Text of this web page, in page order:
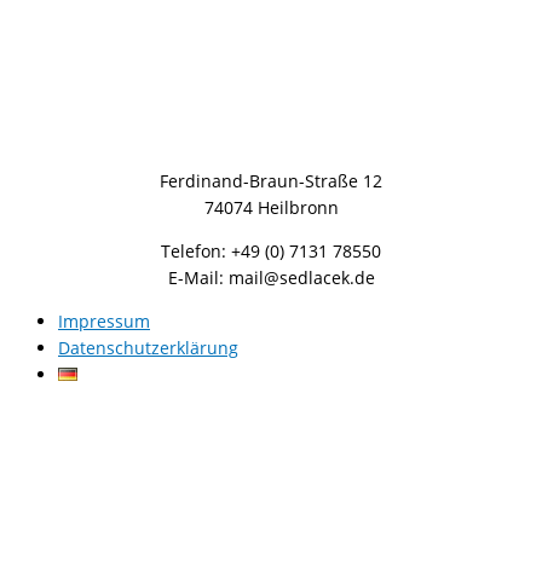
Ferdinand-Braun-Straße 12
74074 Heilbronn
Telefon: +49 (0) 7131 78550
E-Mail: mail@sedlacek.de
Impressum
Datenschutzerklärung